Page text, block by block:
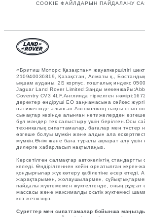
COOKIE ФАЙЛДАРЫН ПАЙДАЛАНУ
«Бритиш Моторс Қазақстан» жауапкершілігі
210940036819, Қазақстан, Алматы қ.,
ықшам ауданы, 2Б корпус, пошталық индекс
Jaguar Land Rover Limited:Заңды
Coventry CV3 4LF.Англияда тіркелген
деректер өндіруші ЕО заңнамасына сәйкес
нәтижесінде алынған.Автокөліктің нақты отын
сынақтар кезінде алынған нәтижелерден
бұл мәндер тек салыстыру үшін берілген.Осы
техникалық сипаттамалар, бағалар мен түстер
өзгеше болуы мүмкін және алдын ала
мүмкін.Өнім және баға туралы ақпарат алу үшін
дилерге хабарласып нақтылаңыз.
Көрсетілген салмақтар автокөліктің
келеді. Өндірілгеннен кейін орнатылған керек-
қондырғылар жүк көтеру қабілетіне әсер етеді.
жарақтарымен, жолаушылармен,
пайдалы жүктемемен жүктелгенде, оның рұқсат
массасы және максималды осьтік жүктемесі
көз жеткізіңіз.
Суреттер мен сипаттамалар бойынша